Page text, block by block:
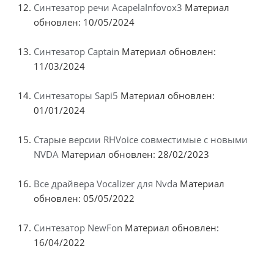
Синтезатор речи AcapelaInfovox3 Материал
обновлен: 10/05/2024
Синтезатор Captain Материал обновлен:
11/03/2024
Синтезаторы Sapi5 Материал обновлен:
01/01/2024
Старые версии RHVoice совместимые с новыми
NVDA Материал обновлен: 28/02/2023
Все драйвера Vocalizer для Nvda Материал
обновлен: 05/05/2022
Синтезатор NewFon Материал обновлен:
16/04/2022